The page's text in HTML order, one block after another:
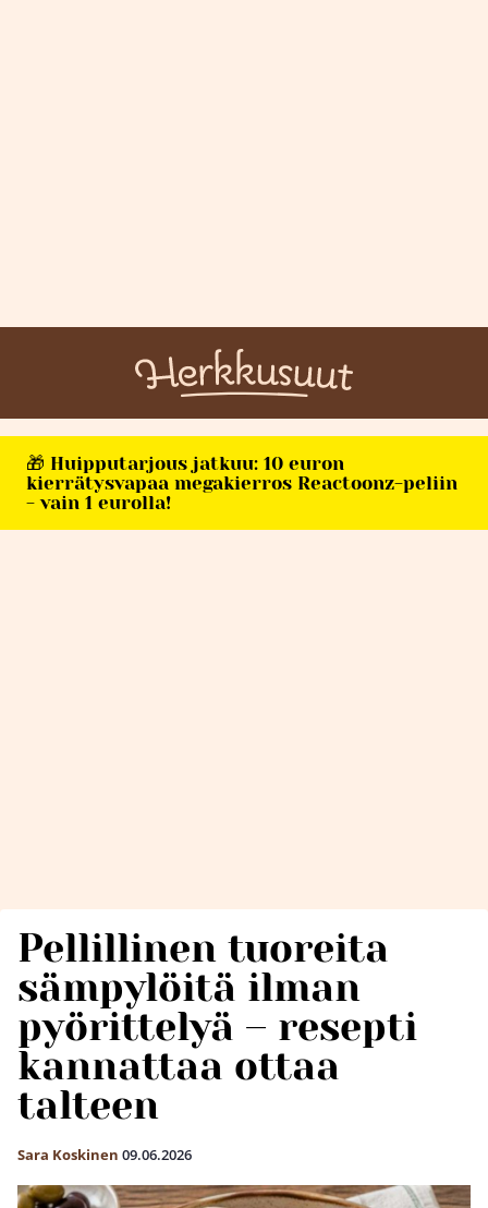
🎁 Huipputarjous jatkuu: 10 euron
kierrätysvapaa megakierros Reactoonz-peliin
- vain 1 eurolla!
Pellillinen tuoreita
sämpylöitä ilman
pyörittelyä – resepti
kannattaa ottaa
talteen
Sara Koskinen 09.06.2026